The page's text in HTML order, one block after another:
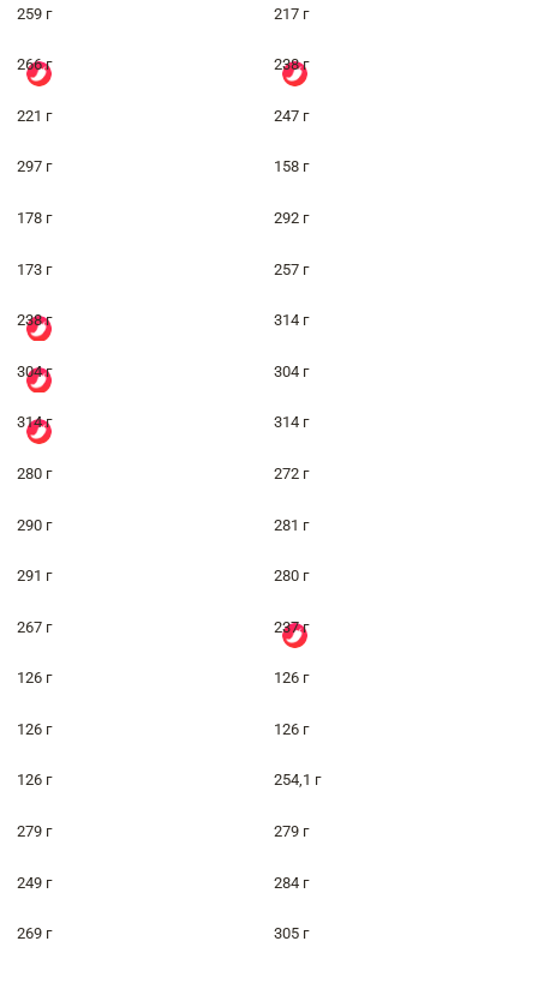
259 г 217 г
266 г 238 г
221 г 247 г
297 г 158 г
178 г 292 г
173 г 257 г
238 г 314 г
304 г 304 г
314 г 314 г
280 г 272 г
290 г 281 г
291 г 280 г
267 г 237 г
126 г 126 г
126 г 126 г
126 г 254,1 г
279 г 279 г
249 г 284 г
269 г 305 г